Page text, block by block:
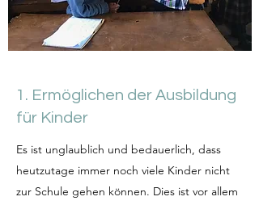
1. Ermöglichen der Ausbildung
für Kinder
Es ist unglaublich und bedauerlich, dass
heutzutage immer noch viele Kinder nicht
zur Schule gehen können. Dies ist vor allem